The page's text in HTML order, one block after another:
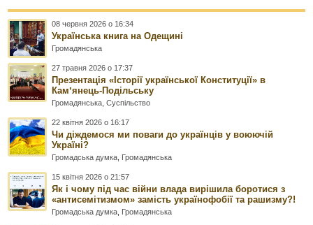
08 червня 2026 о 16:34
Українська книга на Одещині
Громадянська
27 травня 2026 о 17:37
Презентація «Історії української Конституції» в
Камʼянець-Подільську
Громадянська ,Суспільство
22 квітня 2026 о 16:17
Чи діждемося ми поваги до українців у воюючій
Україні?
Громадська думка Громадянська
15 квітня 2026 о 21:57
Як і чому під час війни влада вирішила боротися з
«антисемітизмом» замість українофобії та рашизму?!
Громадська думка Громадянська